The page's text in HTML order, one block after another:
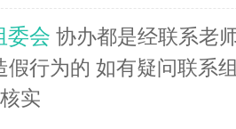
委会 协办都是经联系老
假行为的 如有疑问联系
实